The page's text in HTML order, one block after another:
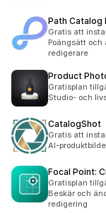
Path Catalog
Gratis att
Poängsätt och
redigerare
Product
Gratisplan
Studio- och
CatalogShot
Gratis att
AI-
Focal Point:
Gratisplan
Beskär och
redigering